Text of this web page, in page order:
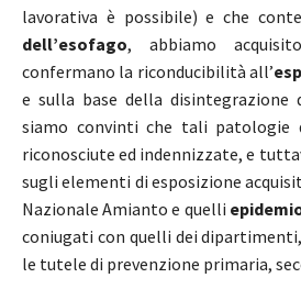
lavorativa è possibile) e che
dell’esofago, abbiamo
confermano la riconducibilità all’
e sulla base della disintegrazione
siamo convinti che tali patologie
riconosciute ed indennizzate, e
sugli elementi di esposizione
Nazionale Amianto e quelli
coniugati con quelli dei
le tutele di prevenzione primaria,